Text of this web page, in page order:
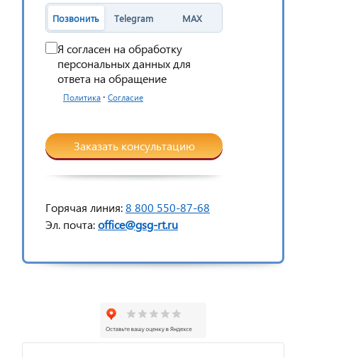
Позвонить Telegram MAX
Я согласен на обработку
персональных данных для
ответа на обращение
Политика · Согласие
Заказать консультацию
Горячая линия:8 800 550-87-68
Эл. почта:office@gsg-rt.ru